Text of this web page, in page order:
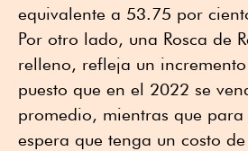
equivalente a 53.75 por
Por otro lado, una Rosca de
relleno, refleja un
puesto que en el 2022 se
promedio, mientras que para
espera que tenga un costo